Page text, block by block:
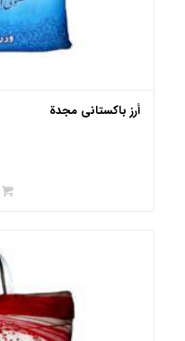
أرز باکستانی مجدة